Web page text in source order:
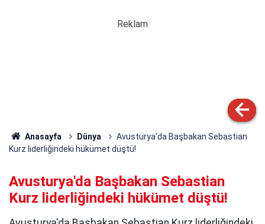
Anasayfa Dünya
Avusturya'da Başbakan Sebastian
Kurz liderliğindeki hükümet düştü!
Avusturya'da Başbakan Sebastian
Kurz liderliğindeki hükümet düştü!